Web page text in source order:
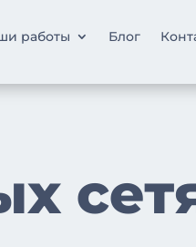
работы Блог